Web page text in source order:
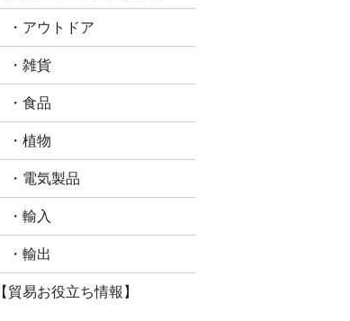
・アウトドア
・雑貨
・食品
・植物
・電気製品
・輸入
・輸出
【貿易お役立ち情報】